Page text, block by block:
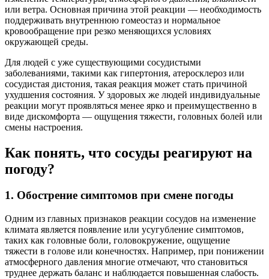
или ветра. Основная причина этой реакции — необходимость
поддерживать внутреннюю гомеостаз и нормальное
кровообращение при резко меняющихся условиях
окружающей среды.
Для людей с уже существующими сосудистыми
заболеваниями, такими как гипертония, атеросклероз или
сосудистая дистония, такая реакция может стать причиной
ухудшения состояния. У здоровых же людей индивидуальные
реакции могут проявляться менее ярко и преимущественно в
виде дискомфорта — ощущения тяжести, головных болей или
смены настроения.
Как понять, что сосуды реагируют на
погоду?
1. Обострение симптомов при смене погоды
Одним из главных признаков реакции сосудов на изменение
климата является появление или усугубление симптомов,
таких как головные боли, головокружение, ощущение
тяжести в голове или конечностях. Например, при понижении
атмосферного давления многие отмечают, что становиться
труднее держать баланс и наблюдается повышенная слабость.